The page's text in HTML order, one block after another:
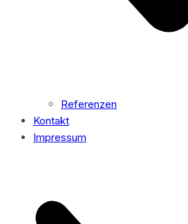
Referenzen
Kontakt
Impressum